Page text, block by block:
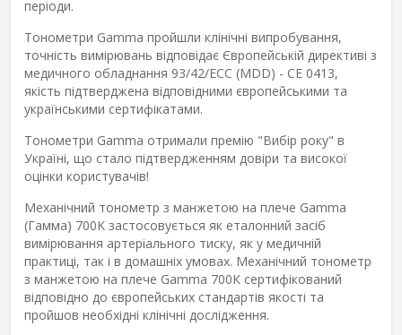
періоди.
Тонометри Gamma пройшли клінічні випробування,
точність вимірювань відповідає Європейській директиві з
медичного обладнання 93/42/ЕСС (MDD) - CE 0413,
якість підтверджена відповідними європейськими та
українськими сертифікатами.
Тонометри Gamma отримали премію "Вибір року" в
Україні, що стало підтвердженням довіри та високої
оцінки користувачів!
Механічний тонометр з манжетою на плече Gamma
(Гамма) 700K застосовується як еталонний засіб
вимірювання артеріального тиску, як у медичній
практиці, так і в домашніх умовах. Механічний тонометр
з манжетою на плече Gamma 700К сертифікований
відповідно до європейських стандартів якості та
пройшов необхідні клінічні дослідження.